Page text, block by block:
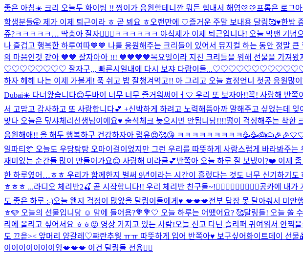
좋은 아침☀️ 크리 오늘두 화이팅 !! 쩡이가 응원할테니깐 뭐든 힘내서 해영🩷🩷프롬은 로그
학생분들🤭 제가 이제 퇴근이라 ㅎ 곧 뵈요 ㅎ오랜만에 🤍즐거운 주말 보내용 달링🥰♥️한밤
쥬?ㅋㅋㅋㅋㅋ… 딱충아 잘자🤦🏻‍♀️ ㅋㅋㅋㅋㅋㅋ 야식제가 이제 퇴근입니다! 오늘 막팬 기념
나 즐겁고 행복한 하루여따💙💙 나를 응원해주는 크리들이 있어서 뮤지컬 하는 동안 정말
의 마음인것 같아 💙💙 잘자아아 !!! 💙💙💙💙목요일이라 지친 크리들을 위해 선물을 가져
♡♡♡♡♡♡♡♡ 잘자구,,, 빠른시일내에 다시 보쟈 다람이들
하자 헤헤 나는 이제 가볼게! 푹 쉬고 밥 잘챙겨먹고!! 아 그리고 오늘 효정언니 첫공 응원
Dubai☀️ 다녀왔습니다😊두바이 너무 너무 즐거워쎠어ㅓ🤍 우리 또 보자아!!꼭! 사랑해 반쪽
서 고맙고 감사하고 또 사랑합니다💕 +신박하게 하려고 노력해뜸아까 말해주고 싶었는데
맞다 오늘은 덮샤체리선생님이에요♥️ 출석체크 늦으시면 안됩니당!!!!뗭이 걱정해주는 착한
응원해애!! 올 해두 행복하구 건강하자아 럽유😍🥰😘 ㅋㅋㅋㅋㅋㅋㅋㅋㅋ
일파티🎊 오늘도 우당탕탕 오마이걸이었지만 그런 우리를 따뜻하게 사랑스럽게 바라봐주
재미있는 순간들 많이 만들어가요😊 사랑해 미라클💕반쪽아 오늘 하루 잘 보냈어?❤️ 이제
한 하루였어…ㅎㅎ 우리가 함께한지 벌써 9년이라는 시간이 흘렀다는 것도 너무 신기하기
ㅎㅎㅎ ...라디오 체리반2🍒 곧 시작합니다!! 우리 체리반 친구들~!🙋🏻‍♀️🙋🏻‍♀️🙋🏻‍♀️공카에 내가
도 좋은 하루 :-)오늘 왠지 걱정이 많았을 달링이들에게♥️ 💋💋💋전부 답장 못 달아줘서 미안
ㅎ🩵 오늘의 선물입니당 ☺️ 맘에 들어욤?💐 💐🤍 오늘 하루는 어땠어요? 🥰달링들! 오늘 쏠
리에 올리고 싶어서요 ㅎㅎ😝 영상 가지고 있는 사람!오늘 신고 다닌 슬리퍼 귀여워서 안찍
도 끄읕>< 앞머리 양갈레♡쨔란추웡 ㅠㅠ 따뜻하게 입어 반쪽아♥️ 보구싶어화이트데이 선물
이이이이이이이잉💋💋💋 이건 달링들 전용❤️‍🔥